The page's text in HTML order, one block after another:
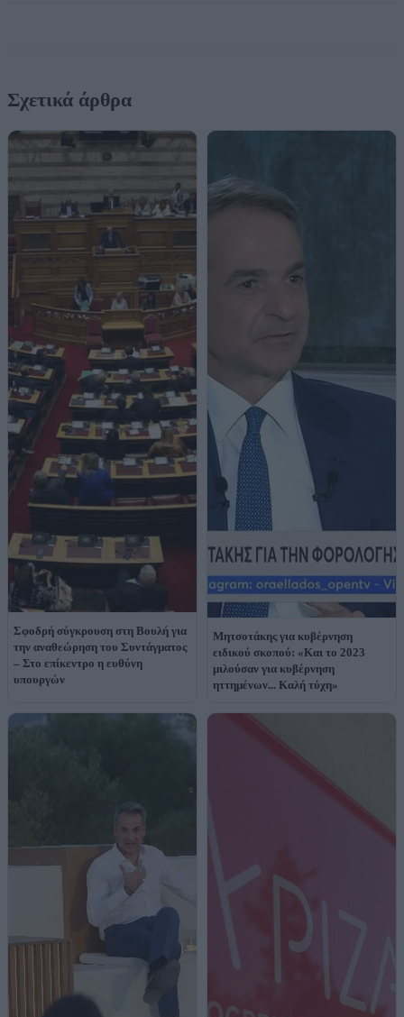
Σχετικά άρθρα
Σφοδρή σύγκρουση στη Βουλή για
την αναθεώρηση του Συντάγματος
– Στο επίκεντρο η ευθύνη
υπουργών
Μητσοτάκης για κυβέρνηση
ειδικού σκοπού: «Και το 2023
μιλούσαν για κυβέρνηση
ηττημένων... Καλή τύχη»